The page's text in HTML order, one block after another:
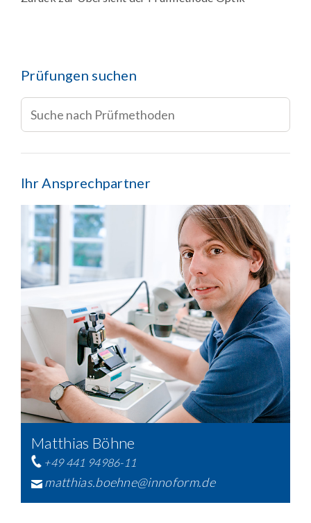
Prüfungen suchen
Ihr Ansprechpartner
Matthias Böhne
+49 441 94986-11
matthias.boehne@innoform.de